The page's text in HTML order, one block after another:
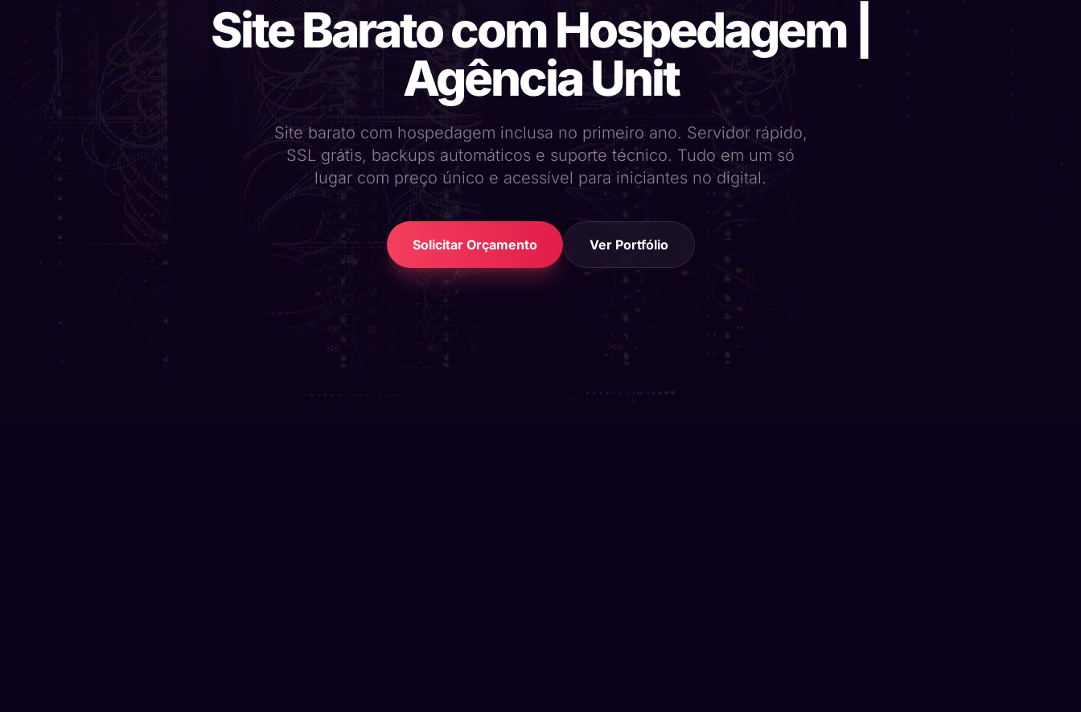
Site Barato com Hospedagem |
Agência Unit
Site barato com hospedagem inclusa no primeiro ano. Servidor rápido,
SSL grátis, backups automáticos e suporte técnico. Tudo em um só
lugar com preço único e acessível para iniciantes no digital.
Solicitar Orçamento Ver Portfólio